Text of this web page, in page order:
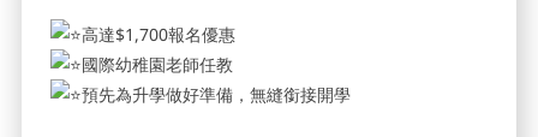
Whampoa Campus： 📞21109993 📱70752110
Tai Koo Campus： 📞21101211 📱98257163
高達$1,700報名優惠
國際幼稚園老師任教
預先為升學做好準備，無縫銜接開學